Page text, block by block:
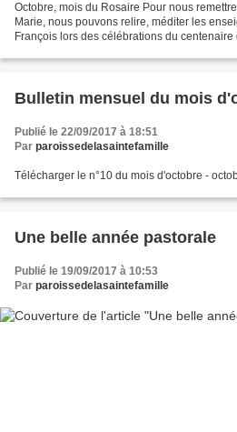
Octobre, mois du Rosaire Pour nous
Marie, nous pouvons relire, méditer les
François lors des célébrations du centenaire
Bulletin mensuel du mois
Publié le 22/09/2017 à 18:51
Par paroissedelasaintefamille
Télécharger le n°10 du mois d'octobre -
Une belle année pastorale
Publié le 19/09/2017 à 10:53
Par paroissedelasaintefamille